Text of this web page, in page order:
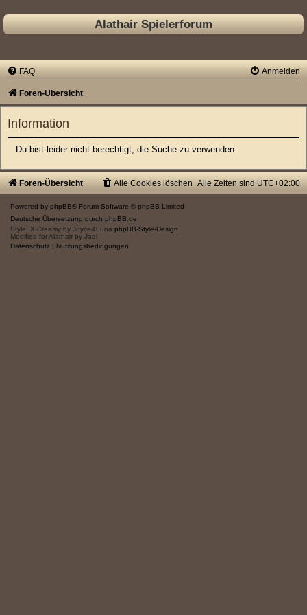
Alathair Spielerforum
FAQ Anmelden
Foren-Übersicht
Information
Du bist leider nicht berechtigt, die Suche zu verwenden.
Foren-Übersicht Alle Zeiten sind UTC+02:00
Alle Cookies löschen
Powered by phpBB® Forum Software © phpBB Limited
Deutsche Übersetzung durch phpBB.de
Style: X-Creamy by Joyce&Luna phpBB-Style-Design
Modified for Alathair by Jael
Datenschutz | Nutzungsbedingungen